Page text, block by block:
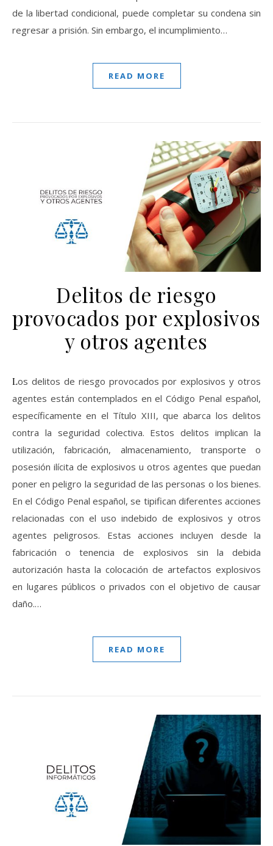
de la libertad condicional, puede completar su condena sin
regresar a prisión. Sin embargo, el incumplimiento…
READ MORE
Delitos de riesgo
provocados por explosivos
y otros agentes
Los delitos de riesgo provocados por explosivos y otros
agentes están contemplados en el Código Penal español,
específicamente en el Título XIII, que abarca los delitos
contra la seguridad colectiva. Estos delitos implican la
utilización, fabricación, almacenamiento, transporte o
posesión ilícita de explosivos u otros agentes que puedan
poner en peligro la seguridad de las personas o los bienes.
En el Código Penal español, se tipifican diferentes acciones
relacionadas con el uso indebido de explosivos y otros
agentes peligrosos. Estas acciones incluyen desde la
fabricación o tenencia de explosivos sin la debida
autorización hasta la colocación de artefactos explosivos
en lugares públicos o privados con el objetivo de causar
daño.…
READ MORE